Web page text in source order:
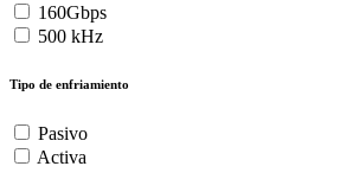
160Gbps
500 kHz
Tipo de enfriamiento
Pasivo
Activa